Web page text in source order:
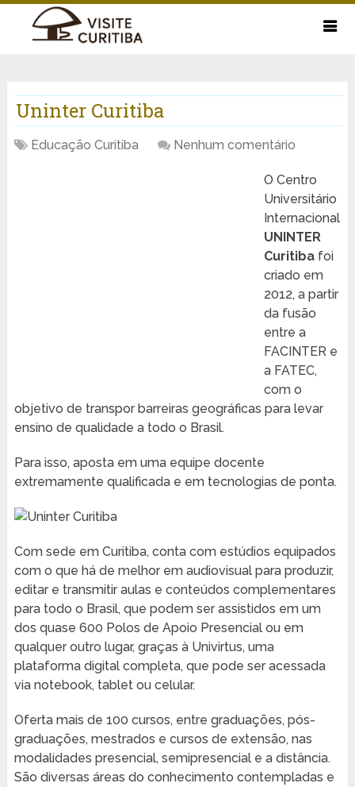
Uninter Curitiba
Educação Curitiba Nenhum comentário
O Centro
Universitário
Internacional
UNINTER
Curitibafoi
criado em
2012, a partir
da fusão
entre a
FACINTER e
a FATEC,
com o
objetivo de transpor barreiras geográficas para levar
ensino de qualidade a todo o Brasil.
Para isso, aposta em uma equipe docente
extremamente qualificada e em tecnologias de ponta.
Com sede em Curitiba, conta com estúdios equipados
com o que há de melhor em audiovisual para produzir,
editar e transmitir aulas e conteúdos complementares
para todo o Brasil, que podem ser assistidos em um
dos quase 600 Polos de Apoio Presencial ou em
qualquer outro lugar, graças à Univirtus, uma
plataforma digital completa, que pode ser acessada
via notebook, tablet ou celular.
Oferta mais de 100 cursos, entre graduações, pós-
graduações, mestrados e cursos de extensão, nas
modalidades presencial, semipresencial e a distância.
São diversas áreas do conhecimento contempladas e